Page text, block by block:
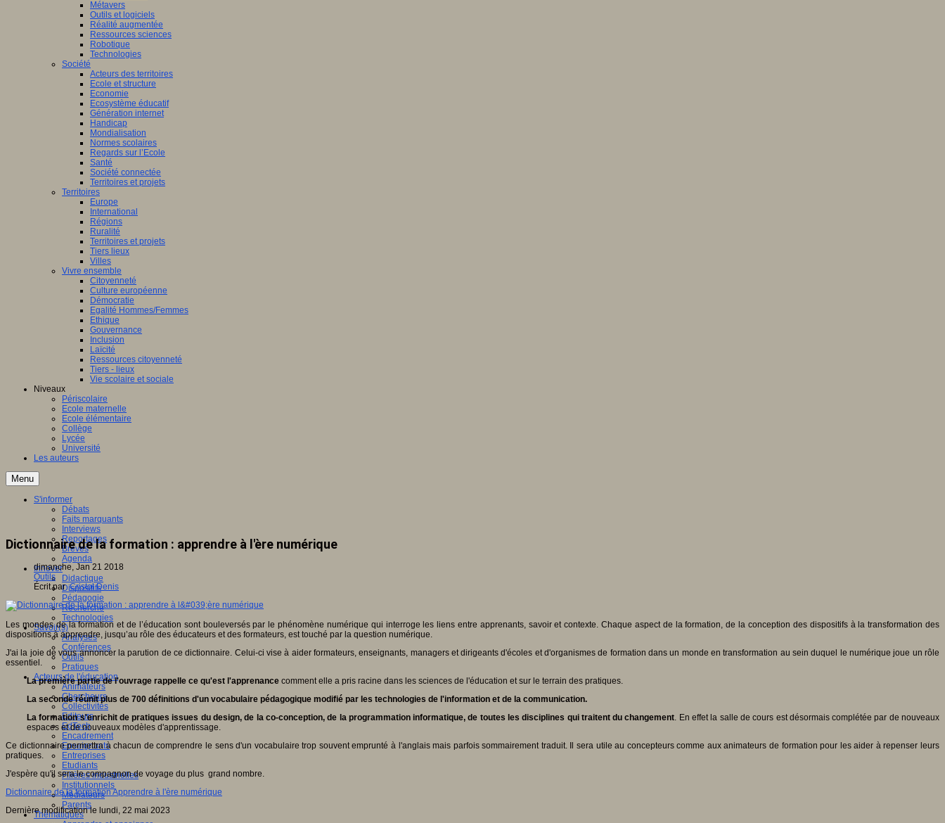
Métavers
Outils et logiciels
Réalité augmentée
Ressources sciences
Robotique
Technologies
Société
Acteurs des territoires
Ecole et structure
Economie
Ecosystème éducatif
Génération internet
Handicap
Mondialisation
Normes scolaires
Regards sur l’Ecole
Santé
Société connectée
Territoires et projets
Territoires
Europe
International
Régions
Ruralité
Territoires et projets
Tiers lieux
Villes
Vivre ensemble
Citoyenneté
Culture européenne
Démocratie
Egalité Hommes/Femmes
Ethique
Gouvernance
Inclusion
Laïcité
Ressources citoyenneté
Tiers - lieux
Vie scolaire et sociale
Niveaux
Périscolaire
Ecole maternelle
Ecole élémentaire
Collège
Lycée
Université
Les auteurs
Menu
S'informer
Débats
Faits marquants
Interviews
Reportages
Brèves
Agenda
Innover
Didactique
Dispositifs
Pédagogie
Recherche
Technologies
Savoir(s)
Analyses
Conférences
Outils
Pratiques
Acteurs de l'éducation
Animateurs
Chercheurs
Collectivités
Editeurs
EdTech
Encadrement
Enseignants
Entreprises
Etudiants
Filières industrielles
Institutionnels
Médiateurs
Parents
Thématiques
Dictionnaire de la formation : apprendre à l'ère numérique
dimanche, Jan 21 2018
Outils
Écrit parCristol Denis
Les mondes de la formation et de l’éducation sont bouleversés par le phénomène numérique qui interroge les liens entre apprenants, savoir et contexte. Chaque aspect de la formation, de la conception des dispositifs à la transformation des
dispositions à apprendre, jusqu’au rôle des éducateurs et des formateurs, est touché par la question numérique.
J'ai la joie de vous annoncer la parution de ce dictionnaire. Celui-ci vise à aider formateurs, enseignants, managers et dirigeants d'écoles et d'organismes de formation dans un monde en transformation au sein duquel le numérique joue un rôle
essentiel.
La première partie de l'ouvrage rappelle ce qu'est l'apprenance comment elle a pris racine dans les sciences de l'éducation et sur le terrain des pratiques.
La seconde réunit plus de 700 définitions d'un vocabulaire pédagogique modifié par les technologies de l'information et de la communication.
La formation s'enrichit de pratiques issues du design, de la co-conception, de la programmation informatique, de toutes les disciplines qui traitent du changement. En effet la salle de cours est désormais complétée par de nouveaux
espaces et de nouveaux modèles d'apprentissage.
Ce dictionnaire permettra à chacun de comprendre le sens d'un vocabulaire trop souvent emprunté à l'anglais mais parfois sommairement traduit. Il sera utile au concepteurs comme aux animateurs de formation pour les aider à repenser leurs
pratiques.
J'espère qu'il sera le compagnon de voyage du plus grand nombre.
Dictionnaire de la formation Apprendre à l'ère numérique
Dernière modification le lundi, 22 mai 2023